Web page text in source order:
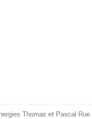
Thomas et Pascal